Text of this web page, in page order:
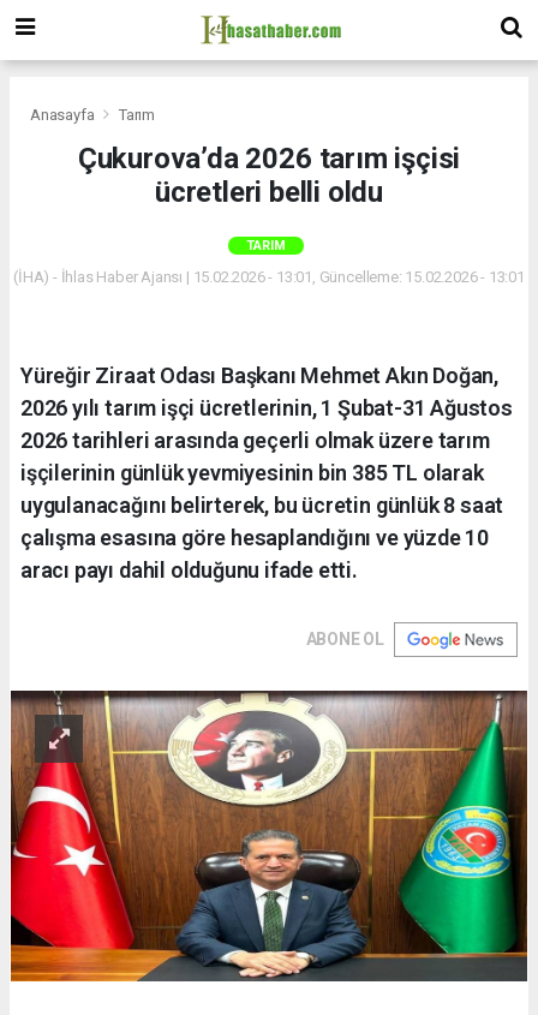
Anasayfa Tarım
Çukurova’da 2026 tarım işçisi
ücretleri belli oldu
TARIM
(İHA) - İhlas Haber Ajansı | 15.02.2026 - 13:01, Güncelleme: 15.02.2026 - 13:01
Yüreğir Ziraat Odası Başkanı Mehmet Akın Doğan,
2026 yılı tarım işçi ücretlerinin, 1 Şubat-31 Ağustos
2026 tarihleri arasında geçerli olmak üzere tarım
işçilerinin günlük yevmiyesinin bin 385 TL olarak
uygulanacağını belirterek, bu ücretin günlük 8 saat
çalışma esasına göre hesaplandığını ve yüzde 10
aracı payı dahil olduğunu ifade etti.
ABONE OL